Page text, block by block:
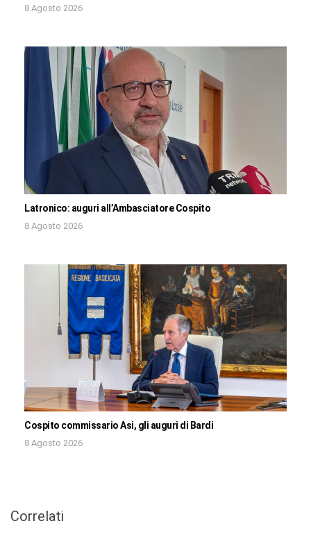
8 Agosto 2026
Latronico: auguri all’Ambasciatore Cospito
8 Agosto 2026
Cospito commissario Asi, gli auguri di Bardi
8 Agosto 2026
Correlati